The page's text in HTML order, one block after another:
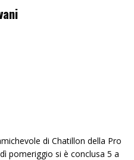
di Chatillon della Pro
pomeriggio si è conclusa 5 a